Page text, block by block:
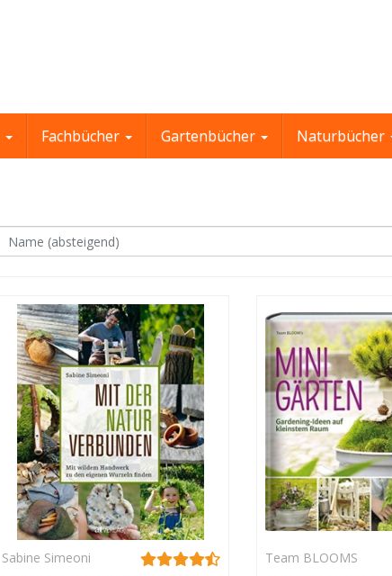
Fachbücher Gartenbücher Naturbücher
Sabine Simeoni Team BLOOMS